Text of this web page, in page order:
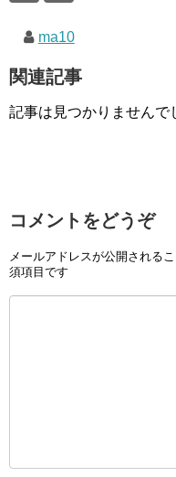
ma10
関連記事
記事は見つかりませんで
コメントをどうぞ
メールアドレスが公開されるこ
須項目です